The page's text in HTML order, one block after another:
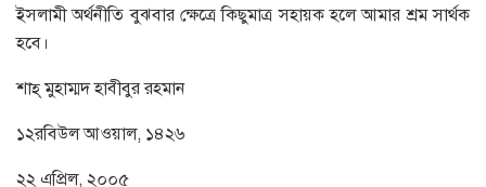
ইসলামী অর্থনীতি বুঝবার ক্ষেত্রে কিছুমাত্র সহায়ক হলে আমার শ্রম সার্থক
হবে।
শাহ্‌ মুহাম্মদ হাবীবুর রহমান
১২রবিউল আওয়াল, ১৪২৬
২২ এপ্রিল, ২০০৫